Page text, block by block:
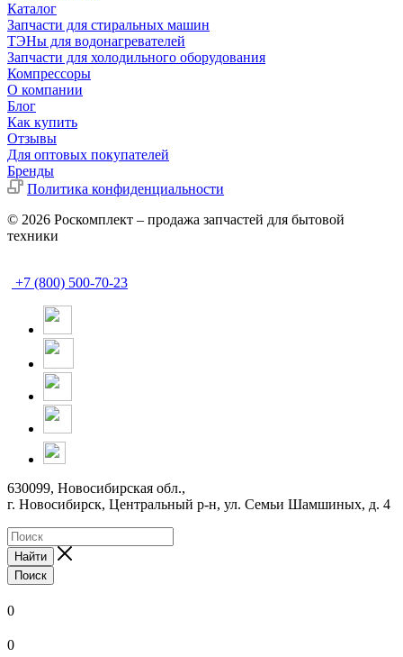
Каталог
Запчасти для стиральных машин
ТЭНы для водонагревателей
Запчасти для холодильного оборудования
Компрессоры
О компании
Блог
Как купить
Отзывы
Для оптовых покупателей
Бренды
Политика конфиденциальности
© 2026 Роскомплект – продажа запчастей для бытовой
техники
+7 (800) 500-70-23
630099, Новосибирская обл.,
г. Новосибирск, Центральный р-н, ул. Семьи Шамшиных, д. 4
Найти
Поиск
0
0